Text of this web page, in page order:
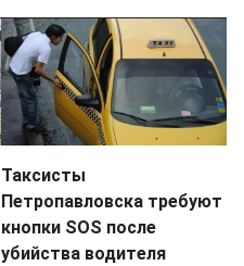
Таксисты
Петропавловска требуют
кнопки SOS после
убийства водителя